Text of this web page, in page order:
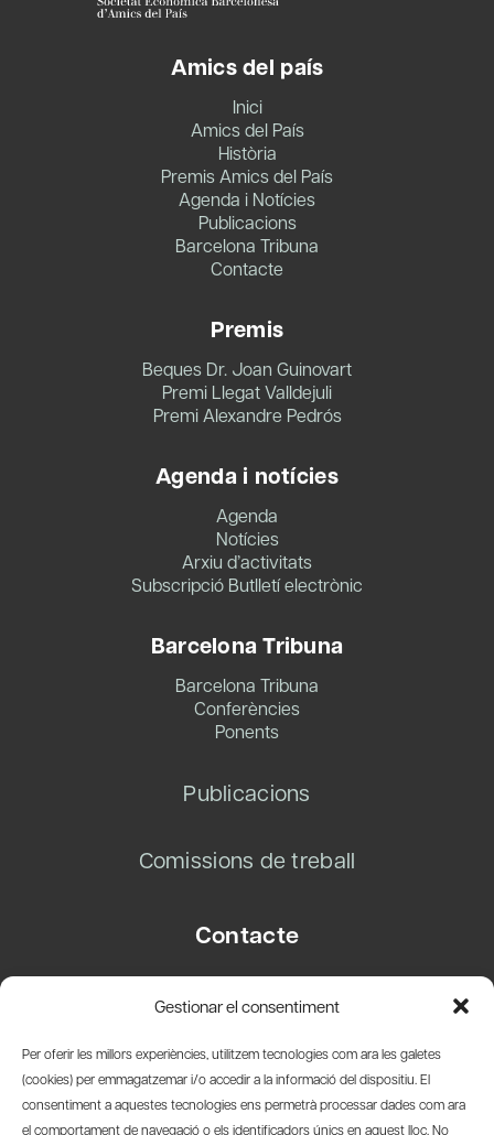
Gestionar el consentiment
Per oferir les millors experiències, utilitzem tecnologies com ara les galetes
(cookies) per emmagatzemar i/o accedir a la informació del dispositiu. El
consentiment a aquestes tecnologies ens permetrà processar dades com ara
el comportament de navegació o els identificadors únics en aquest lloc. No
Amics del país
Inici
Amics del País
Història
Premis Amics del País
Agenda i Notícies
Publicacions
Barcelona Tribuna
Contacte
Premis
Beques Dr. Joan Guinovart
Premi Llegat Valldejuli
Premi Alexandre Pedrós
Agenda i notícies
Agenda
Notícies
Arxiu d’activitats
Subscripció Butlletí electrònic
Barcelona Tribuna
Barcelona Tribuna
Conferències
Ponents
Publicacions
Comissions de treball
Contacte
08003 Barcelona
info@amicsdelpais.com
Suscripció Newsletter